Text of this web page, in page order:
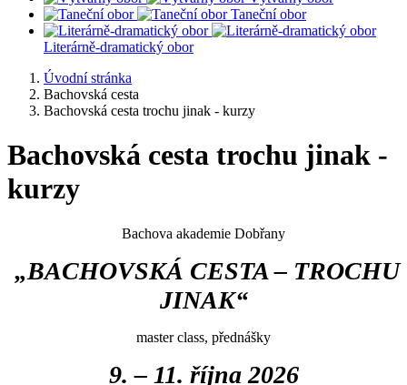
Taneční obor
Literárně-dramatický obor
Úvodní stránka
Bachovská cesta
Bachovská cesta trochu jinak - kurzy
Bachovská cesta trochu jinak -
kurzy
Bachova akademie Dobřany
„BACHOVSKÁ CESTA – TROCHU
JINAK“
master class, přednášky
9. – 11. října 2026